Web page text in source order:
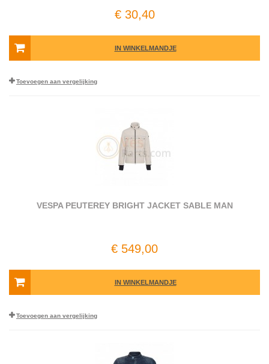
€ 30,40
IN WINKELMANDJE
Toevoegen aan vergelijking
VESPA PEUTEREY BRIGHT JACKET SABLE MAN
€ 549,00
IN WINKELMANDJE
Toevoegen aan vergelijking